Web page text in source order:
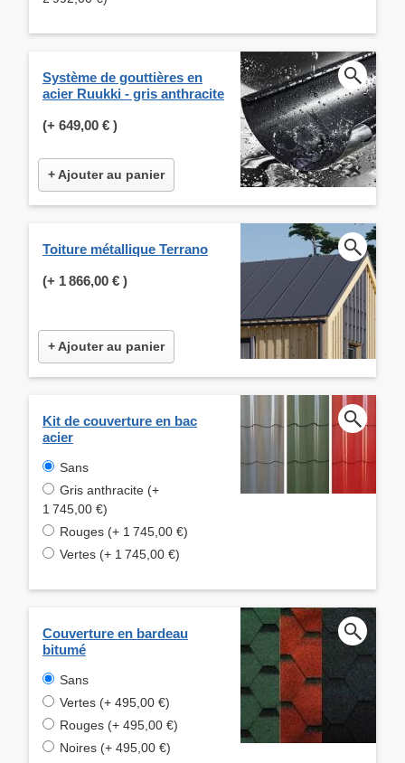
Système de gouttières en
acier Ruukki - gris anthracite
(+ 649,00 € )
+ Ajouter au panier
Toiture métallique Terrano
(+ 1 866,00 € )
+ Ajouter au panier
Kit de couverture en bac
acier
Sans
Gris anthracite (+
1 745,00 €)
Rouges (+ 1 745,00 €)
Vertes (+ 1 745,00 €)
Couverture en bardeau
bitumé
Sans
Vertes (+ 495,00 €)
Rouges (+ 495,00 €)
Noires (+ 495,00 €)